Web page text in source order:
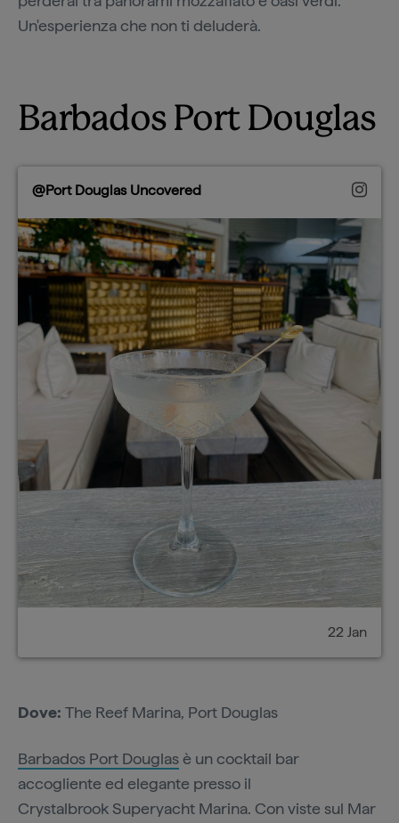
Un'esperienza che non ti deluderà.
Barbados Port Douglas
@Port Douglas Uncovered
22 Jan
Dove: The Reef Marina, Port Douglas
Barbados Port Douglasè un cocktail bar
accogliente ed elegante presso il
Crystalbrook Superyacht Marina. Con viste sul Mar